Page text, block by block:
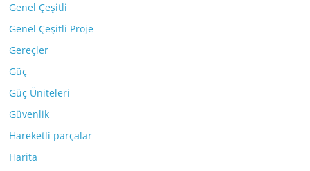
Genel Çeşitli
Genel Çeşitli Proje
Gereçler
Güç
Güç Üniteleri
Güvenlik
Hareketli parçalar
Harita